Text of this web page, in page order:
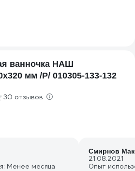
ванночка НАШ
мм /Р/ 010305-133-132
30 отзывов
Менее месяца
Смирнов
21.08.2021
Опыт